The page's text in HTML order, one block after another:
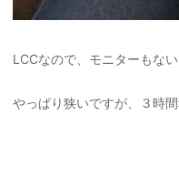
LCCなので、モニターもな
やっぱり狭いですが、３時